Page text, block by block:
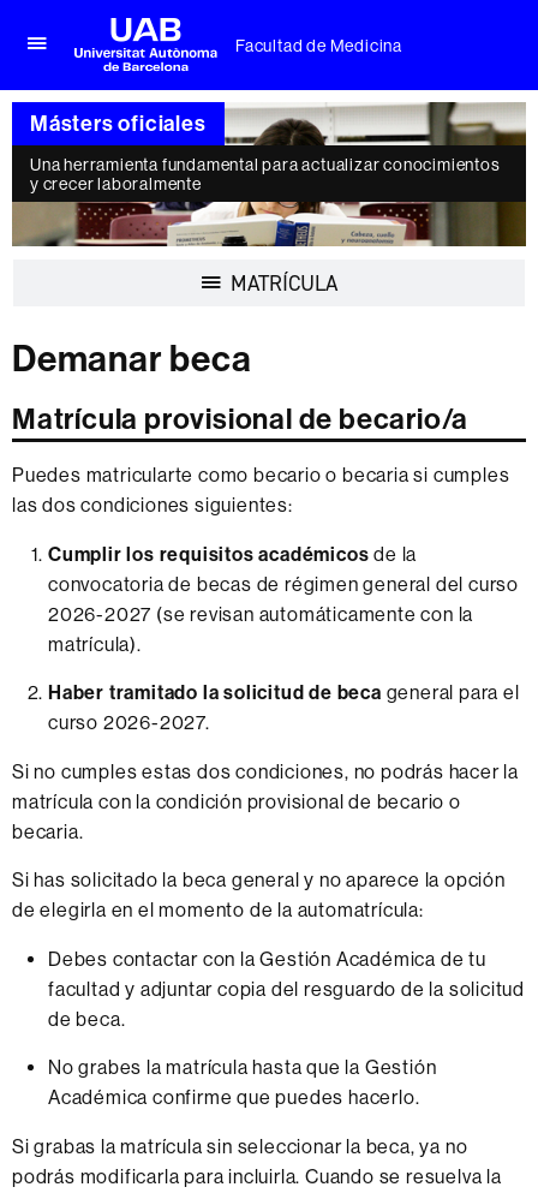
aquí
para
desplegar
el
menú
de
Facultad
de
Universitat
Autònoma
de
Barcelona
Facultad de Medicina
Másters oficiales
Una herramienta fundamental para actualizar conocimientos
y crecer laboralmente
MATRÍCULA
Demanar beca
Matrícula provisional de becario/a
Puedes matricularte como becario o becaria si cumples
las dos condiciones siguientes:
Cumplir los requisitos académicos de la
convocatoria de becas de régimen general del curso
2026-2027 (se revisan automáticamente con la
matrícula).
Haber tramitado la solicitud de beca general para el
curso 2026-2027.
Si no cumples estas dos condiciones, no podrás hacer la
matrícula con la condición provisional de becario o
becaria.
Si has solicitado la beca general y no aparece la opción
de elegirla en el momento de la automatrícula:
Debes contactar con la Gestión Académica de tu
facultad y adjuntar copia del resguardo de la solicitud
de beca.
No grabes la matrícula hasta que la Gestión
Académica confirme que puedes hacerlo.
Si grabas la matrícula sin seleccionar la beca, ya no
podrás modificarla para incluirla. Cuando se resuelva la